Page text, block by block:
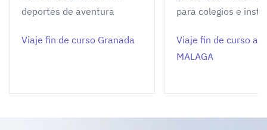
deportes de aventura
Viaje fin de curso Granada
para colegios e
Viaje fin de curso a
MALAGA